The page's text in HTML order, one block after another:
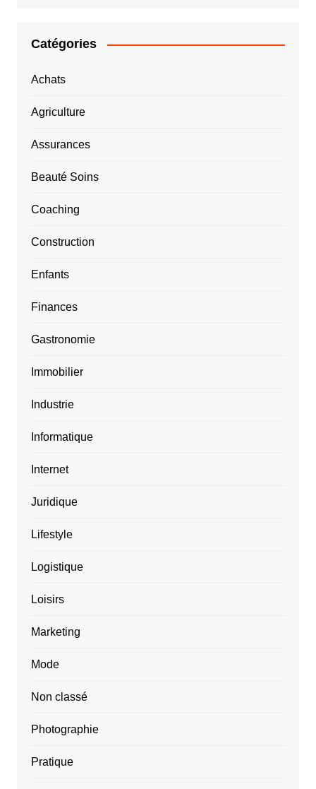
Catégories
Achats
Agriculture
Assurances
Beauté Soins
Coaching
Construction
Enfants
Finances
Gastronomie
Immobilier
Industrie
Informatique
Internet
Juridique
Lifestyle
Logistique
Loisirs
Marketing
Mode
Non classé
Photographie
Pratique